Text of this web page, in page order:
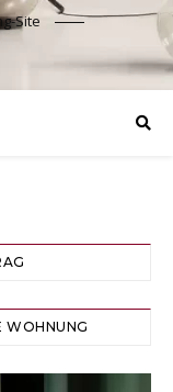
Site
WOHNUNG